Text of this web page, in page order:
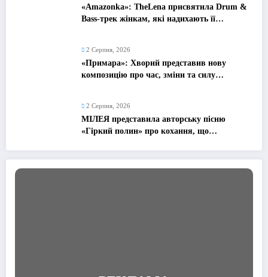
«Amazonka»: TheLena присвятила Drum &
Bass-трек жінкам, які надихають її
2 Серпня, 2026
«Примара»: Хворий представив нову
композицію про час, зміни та силу
2 Серпня, 2026
МІЛЕЯ представила авторську пісню
«Гіркий полин» про кохання, що